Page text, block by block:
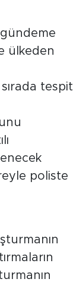
ülkeden
tespit
poliste